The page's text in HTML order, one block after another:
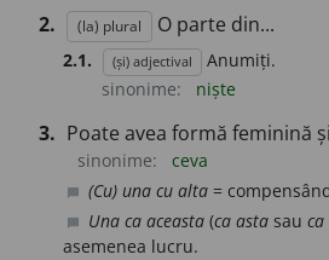
2. (la) plural O parte din...
2.1. (și) adjectival
Anumiți.
sinonime:
niște
3. Poate avea formă feminină
sinonime: ceva
(Cu) una cu alta =
Una ca aceasta (ca asta sauca
asemenea lucru.